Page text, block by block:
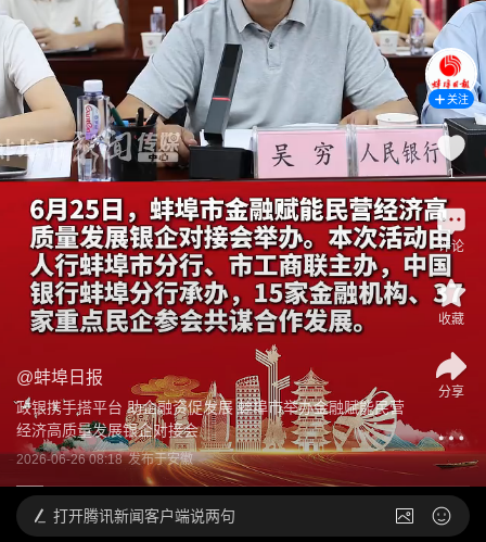
@蚌埠日报
政银携手搭平台 助企融资促发展 蚌埠市举办金融赋能民营
经济高质量发展银企对接会
2026-06-26 08:18 发布于安徽
关注
1
评论
收藏
分享
打开腾讯新闻客户端说两句